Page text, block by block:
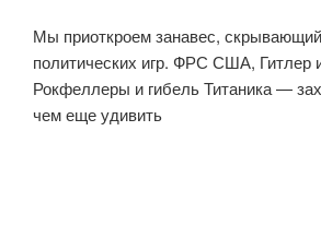
Мы приоткроем занавес,
политических игр. ФРС США, Гитлер
Рокфеллеры и гибель Титаника —
чем еще удивить